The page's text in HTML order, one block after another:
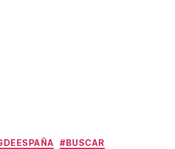
Categories
#BUSCAR